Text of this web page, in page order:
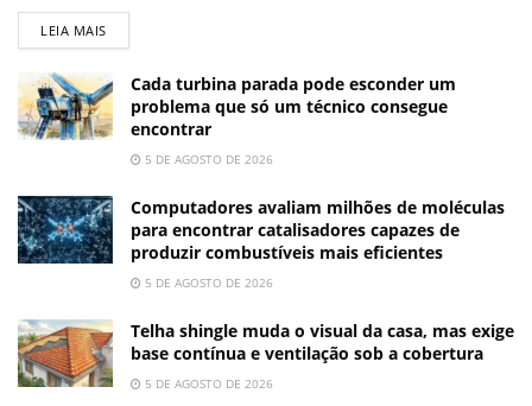
LEIA MAIS
Cada turbina parada pode esconder um
problema que só um técnico consegue
encontrar
5 DE AGOSTO DE 2026
Computadores avaliam milhões de moléculas
para encontrar catalisadores capazes de
produzir combustíveis mais eficientes
5 DE AGOSTO DE 2026
Telha shingle muda o visual da casa, mas exige
base contínua e ventilação sob a cobertura
5 DE AGOSTO DE 2026